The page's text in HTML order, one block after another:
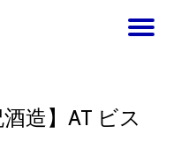
造】AT ビス